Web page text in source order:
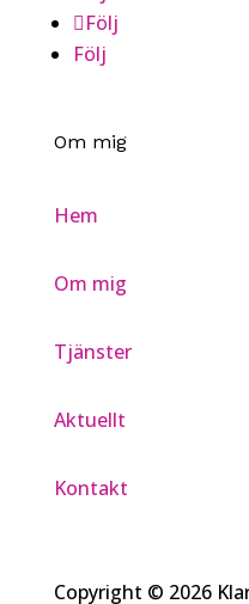
Följ
Följ
Om mig
Hem
Om mig
Tjänster
Aktuellt
Kontakt
Copyright © 2026